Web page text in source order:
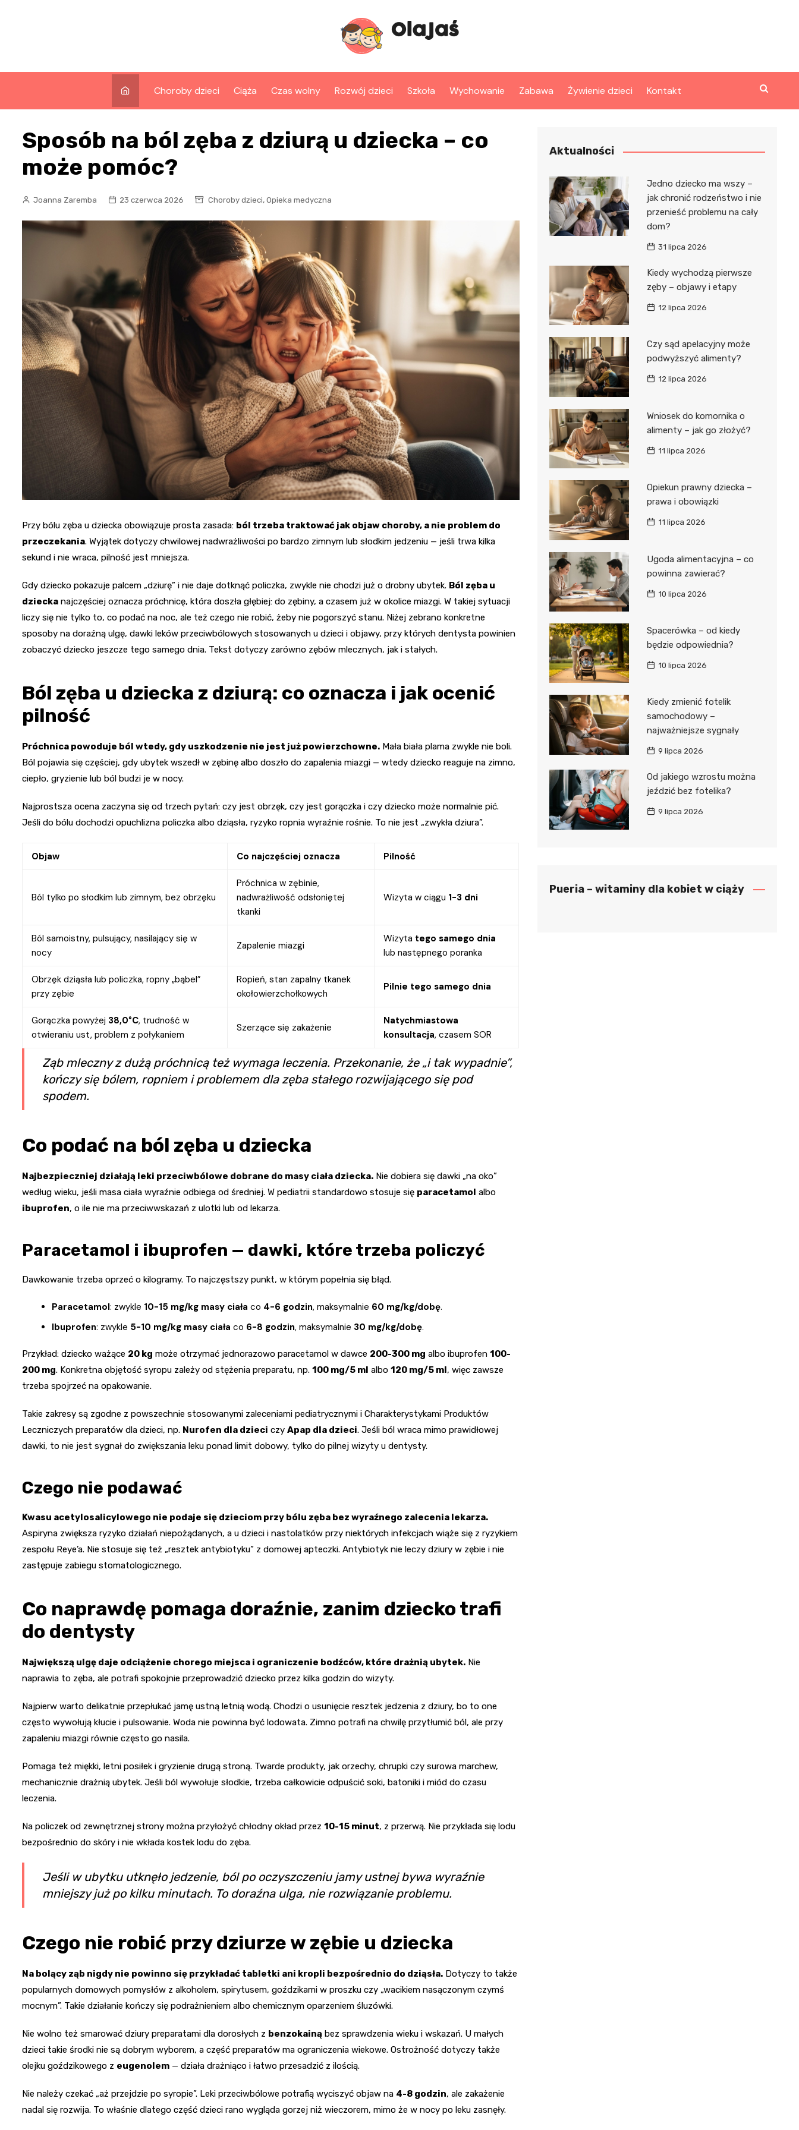
Choroby dzieci Ciąża Czas wolny Rozwój dzieci Szkoła Wychowanie Zabawa Żywienie dzieci Kontakt
Sposób na ból zęba z dziurą u dziecka – co
może pomóc?
Joanna Zaremba 23 czerwca 2026 Choroby dzieci, Opieka medyczna
Przy bólu zęba u dziecka obowiązuje prosta zasada: ból trzeba traktować jak objaw choroby, a nie problem do
przeczekania. Wyjątek dotyczy chwilowej nadwrażliwości po bardzo zimnym lub słodkim jedzeniu — jeśli trwa kilka
sekund i nie wraca, pilność jest mniejsza.
Gdy dziecko pokazuje palcem „dziurę” i nie daje dotknąć policzka, zwykle nie chodzi już o drobny ubytek. Ból zęba u
dziecka najczęściej oznacza próchnicę, która doszła głębiej: do zębiny, a czasem już w okolice miazgi. W takiej sytuacji
liczy się nie tylko to, co podać na noc, ale też czego nie robić, żeby nie pogorszyć stanu. Niżej zebrano konkretne
sposoby na doraźną ulgę, dawki leków przeciwbólowych stosowanych u dzieci i objawy, przy których dentysta powinien
zobaczyć dziecko jeszcze tego samego dnia. Tekst dotyczy zarówno zębów mlecznych, jak i stałych.
Ból zęba u dziecka z dziurą: co oznacza i jak ocenić
pilność
Próchnica powoduje ból wtedy, gdy uszkodzenie nie jest już powierzchowne. Mała biała plama zwykle nie boli.
Ból pojawia się częściej, gdy ubytek wszedł w zębinę albo doszło do zapalenia miazgi — wtedy dziecko reaguje na zimno,
ciepło, gryzienie lub ból budzi je w nocy.
Najprostsza ocena zaczyna się od trzech pytań: czy jest obrzęk, czy jest gorączka i czy dziecko może normalnie pić.
Jeśli do bólu dochodzi opuchlizna policzka albo dziąsła, ryzyko ropnia wyraźnie rośnie. To nie jest „zwykła dziura”.
Objaw Co najczęściej oznacza Pilność
Ból tylko po słodkim lub zimnym, bez obrzęku
Próchnica w zębinie,
nadwrażliwość odsłoniętej
tkanki
Wizyta w ciągu 1-3 dni
Ból samoistny, pulsujący, nasilający się w
nocy
Zapalenie miazgi
Wizyta tego samego dnia
lub następnego poranka
Obrzęk dziąsła lub policzka, ropny „bąbel”
przy zębie
Ropień, stan zapalny tkanek
okołowierzchołkowych
Pilnie tego samego dnia
Gorączka powyżej 38,0°C, trudność w
otwieraniu ust, problem z połykaniem
Szerzące się zakażenie
Natychmiastowa
konsultacja, czasem SOR
Ząb mleczny z dużą próchnicą też wymaga leczenia. Przekonanie, że „i tak wypadnie”,
kończy się bólem, ropniem i problemem dla zęba stałego rozwijającego się pod
spodem.
Co podać na ból zęba u dziecka
Najbezpieczniej działają leki przeciwbólowe dobrane do masy ciała dziecka. Nie dobiera się dawki „na oko”
według wieku, jeśli masa ciała wyraźnie odbiega od średniej. W pediatrii standardowo stosuje się paracetamol albo
ibuprofen, o ile nie ma przeciwwskazań z ulotki lub od lekarza.
Paracetamol i ibuprofen — dawki, które trzeba policzyć
Dawkowanie trzeba oprzeć o kilogramy. To najczęstszy punkt, w którym popełnia się błąd.
Paracetamol: zwykle 10-15 mg/kg masy ciała co 4-6 godzin, maksymalnie 60 mg/kg/dobę.
Ibuprofen: zwykle 5-10 mg/kg masy ciała co 6-8 godzin, maksymalnie 30 mg/kg/dobę.
Przykład: dziecko ważące 20 kg może otrzymać jednorazowo paracetamol w dawce 200-300 mg albo ibuprofen 100-
200 mg. Konkretna objętość syropu zależy od stężenia preparatu, np. 100 mg/5 ml albo 120 mg/5 ml, więc zawsze
trzeba spojrzeć na opakowanie.
Takie zakresy są zgodne z powszechnie stosowanymi zaleceniami pediatrycznymi i Charakterystykami Produktów
Leczniczych preparatów dla dzieci, np. Nurofen dla dzieci czy Apap dla dzieci. Jeśli ból wraca mimo prawidłowej
dawki, to nie jest sygnał do zwiększania leku ponad limit dobowy, tylko do pilnej wizyty u dentysty.
Czego nie podawać
Kwasu acetylosalicylowego nie podaje się dzieciom przy bólu zęba bez wyraźnego zalecenia lekarza.
Aspiryna zwiększa ryzyko działań niepożądanych, a u dzieci i nastolatków przy niektórych infekcjach wiąże się z ryzykiem
zespołu Reye’a. Nie stosuje się też „resztek antybiotyku” z domowej apteczki. Antybiotyk nie leczy dziury w zębie i nie
zastępuje zabiegu stomatologicznego.
Co naprawdę pomaga doraźnie, zanim dziecko trafi
do dentysty
Największą ulgę daje odciążenie chorego miejsca i ograniczenie bodźców, które drażnią ubytek. Nie
naprawia to zęba, ale potrafi spokojnie przeprowadzić dziecko przez kilka godzin do wizyty.
Najpierw warto delikatnie przepłukać jamę ustną letnią wodą. Chodzi o usunięcie resztek jedzenia z dziury, bo to one
często wywołują kłucie i pulsowanie. Woda nie powinna być lodowata. Zimno potrafi na chwilę przytłumić ból, ale przy
zapaleniu miazgi równie często go nasila.
Pomaga też miękki, letni posiłek i gryzienie drugą stroną. Twarde produkty, jak orzechy, chrupki czy surowa marchew,
mechanicznie drażnią ubytek. Jeśli ból wywołuje słodkie, trzeba całkowicie odpuścić soki, batoniki i miód do czasu
leczenia.
Na policzek od zewnętrznej strony można przyłożyć chłodny okład przez 10-15 minut, z przerwą. Nie przykłada się lodu
bezpośrednio do skóry i nie wkłada kostek lodu do zęba.
Jeśli w ubytku utknęło jedzenie, ból po oczyszczeniu jamy ustnej bywa wyraźnie
mniejszy już po kilku minutach. To doraźna ulga, nie rozwiązanie problemu.
Czego nie robić przy dziurze w zębie u dziecka
Na bolący ząb nigdy nie powinno się przykładać tabletki ani kropli bezpośrednio do dziąsła. Dotyczy to także
popularnych domowych pomysłów z alkoholem, spirytusem, goździkami w proszku czy „wacikiem nasączonym czymś
mocnym”. Takie działanie kończy się podrażnieniem albo chemicznym oparzeniem śluzówki.
Nie wolno też smarować dziury preparatami dla dorosłych z benzokainą bez sprawdzenia wieku i wskazań. U małych
dzieci takie środki nie są dobrym wyborem, a część preparatów ma ograniczenia wiekowe. Ostrożność dotyczy także
olejku goździkowego z eugenolem — działa drażniąco i łatwo przesadzić z ilością.
Nie należy czekać „aż przejdzie po syropie”. Leki przeciwbólowe potrafią wyciszyć objaw na 4-8 godzin, ale zakażenie
nadal się rozwija. To właśnie dlatego część dzieci rano wygląda gorzej niż wieczorem, mimo że w nocy po leku zasnęły.
Aktualności
Jedno dziecko ma wszy –
jak chronić rodzeństwo i nie
przenieść problemu na cały
dom?
31 lipca 2026
Kiedy wychodzą pierwsze
zęby – objawy i etapy
12 lipca 2026
Czy sąd apelacyjny może
podwyższyć alimenty?
12 lipca 2026
Wniosek do komornika o
alimenty – jak go złożyć?
11 lipca 2026
Opiekun prawny dziecka –
prawa i obowiązki
11 lipca 2026
Ugoda alimentacyjna – co
powinna zawierać?
10 lipca 2026
Spacerówka – od kiedy
będzie odpowiednia?
10 lipca 2026
Kiedy zmienić fotelik
samochodowy –
najważniejsze sygnały
9 lipca 2026
Od jakiego wzrostu można
jeździć bez fotelika?
9 lipca 2026
Pueria – witaminy dla kobiet w ciąży